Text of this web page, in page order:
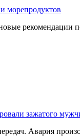
морепродуктов
новые
зажатого
Авария